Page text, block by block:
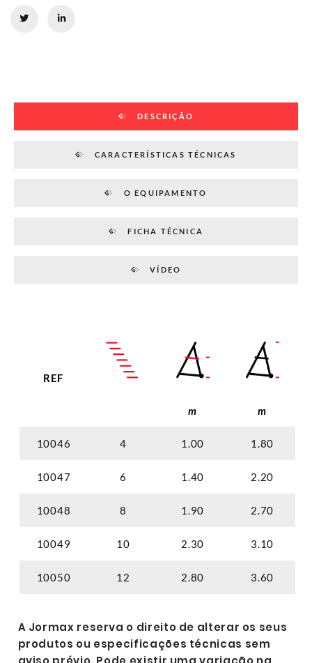
DESCRIÇÃO
CARACTERÍSTICAS TÉCNICAS
O EQUIPAMENTO
FICHA TÉCNICA
VÍDEO
REF
m m
10046 4 1.00 1.80
10047 6 1.40 2.20
10048 8 1.90 2.70
10049 10 2.30 3.10
10050 12 2.80 3.60
A Jormax reserva o direito de alterar os seus
produtos ou especificações técnicas sem